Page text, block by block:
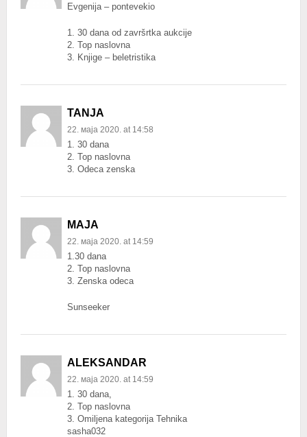
Evgenija – pontevekio
1. 30 dana od završrtka aukcije
2. Top naslovna
3. Knjige – beletristika
TANJA
22. маја 2020. at 14:58
1. 30 dana
2. Top naslovna
3. Odeca zenska
MAJA
22. маја 2020. at 14:59
1.30 dana
2. Top naslovna
3. Zenska odeca
Sunseeker
ALEKSANDAR
22. маја 2020. at 14:59
1. 30 dana,
2. Top naslovna
3. Omiljena kategorija Tehnika
sasha032